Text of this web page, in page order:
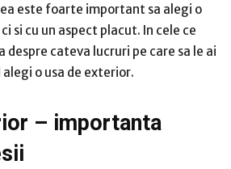
este foarte important sa alegi o
si cu un aspect placut. In cele ce
despre cateva lucruri pe care sa le ai
o usa de exterior.
– importanta